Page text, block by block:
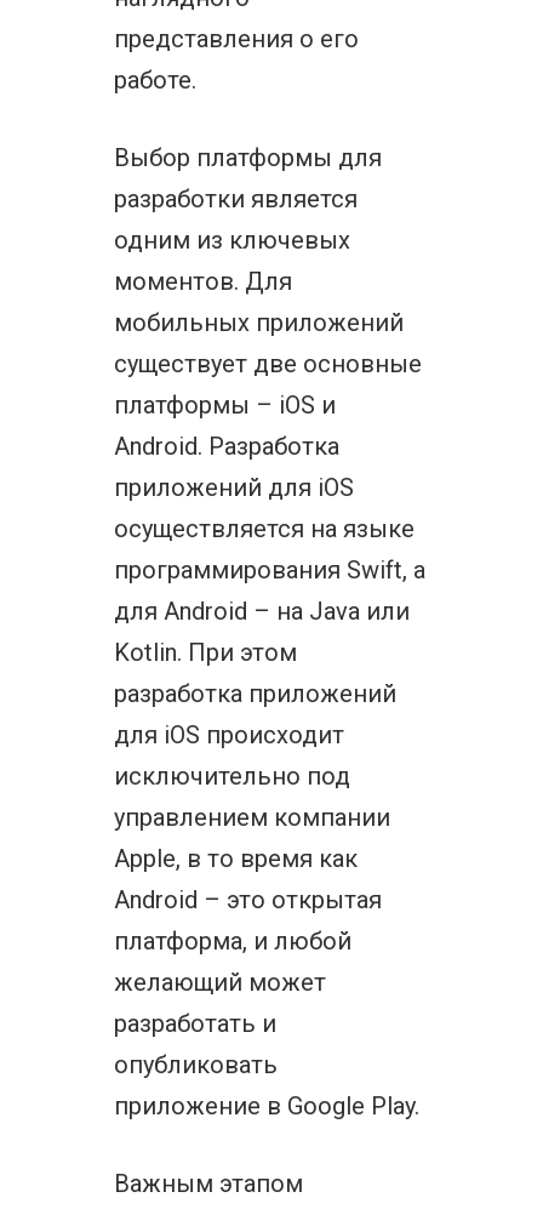
представления о его
работе.
Выбор платформы для
разработки является
одним из ключевых
моментов. Для
мобильных приложений
существует две основные
платформы – iOS и
Android. Разработка
приложений для iOS
осуществляется на языке
программирования Swift, а
для Android – на Java или
Kotlin. При этом
разработка приложений
для iOS происходит
исключительно под
управлением компании
Apple, в то время как
Android – это открытая
платформа, и любой
желающий может
разработать и
опубликовать
приложение в Google Play.
Важным этапом